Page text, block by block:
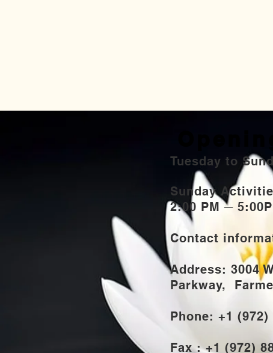
Tuesday to
Sunday
2:00 PM ─
Contact
Address: 3004
Parkway,
Phone: +1 (972)
Fax : +1 (972)